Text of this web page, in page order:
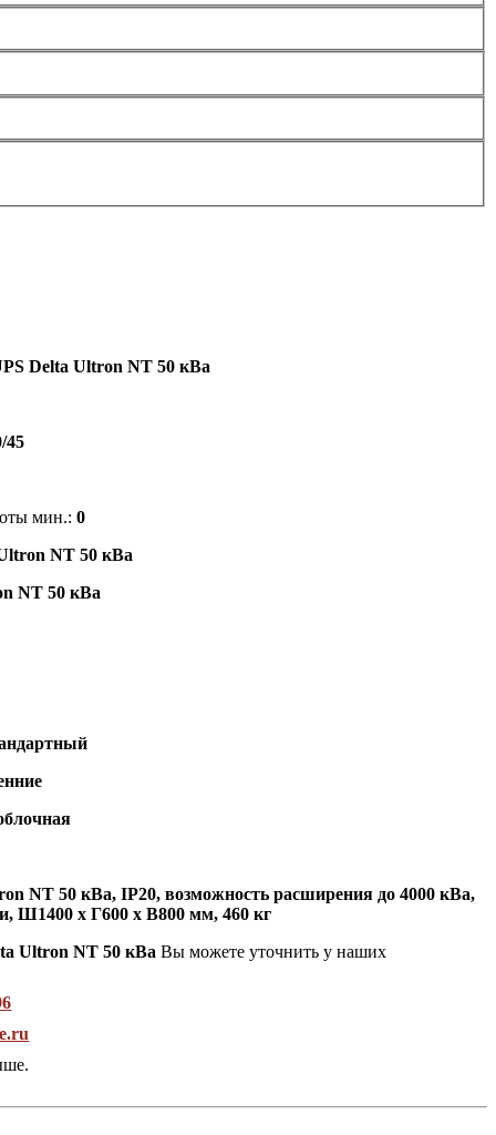
Delta Ultron NT 50 кВа
45
мин.:0
NT 50 кВа
NT 50 кВа
NT 50 кВа, IP20, возможность расширения до 4000 кВа,
Ш1400 х Г600 х В800 мм, 460 кг
Ultron NT 50 кВаВы можете уточнить у наших